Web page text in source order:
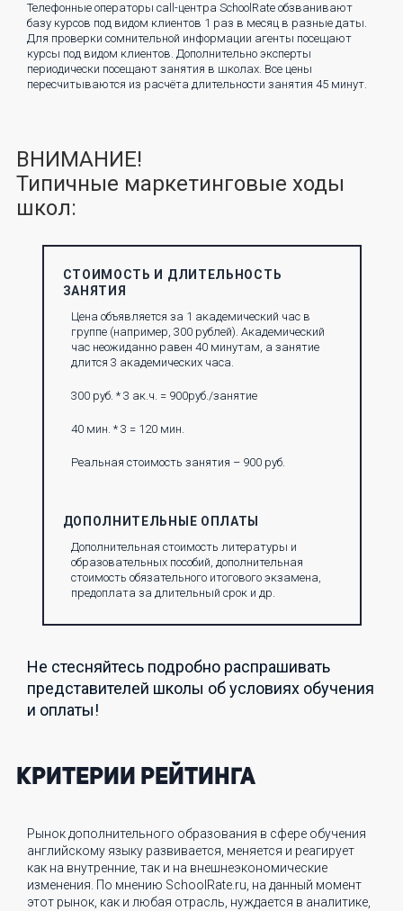
Телефонные операторы call-центра SchoolRate обзванивают
базу курсов под видом клиентов 1 раз в месяц в разные даты.
Для проверки сомнительной информации агенты посещают
курсы под видом клиентов. Дополнительно эксперты
периодически посещают занятия в школах. Все цены
пересчитываются из расчёта длительности занятия 45 минут.
ВНИМАНИЕ!
Типичные маркетинговые ходы
школ:
СТОИМОСТЬ И ДЛИТЕЛЬНОСТЬ
ЗАНЯТИЯ
Цена объявляется за 1 академический час в
группе (например, 300 рублей). Академический
час неожиданно равен 40 минутам, а занятие
длится 3 академических часа.
300 руб. * 3 ак.ч. = 900руб./занятие
40 мин. * 3 = 120 мин.
Реальная стоимость занятия – 900 руб.
ДОПОЛНИТЕЛЬНЫЕ ОПЛАТЫ
Дополнительная стоимость литературы и
образовательных пособий, дополнительная
стоимость обязательного итогового экзамена,
предоплата за длительный срок и др.
Не стесняйтесь подробно распрашивать
представителей школы об условиях обучения
и оплаты!
Критерии рейтинга
Рынок дополнительного образования в сфере обучения
английскому языку развивается, меняется и реагирует
как на внутренние, так и на внешнеэкономические
изменения. По мнению SchoolRate.ru, на данный момент
этот рынок, как и любая отрасль, нуждается в аналитике,